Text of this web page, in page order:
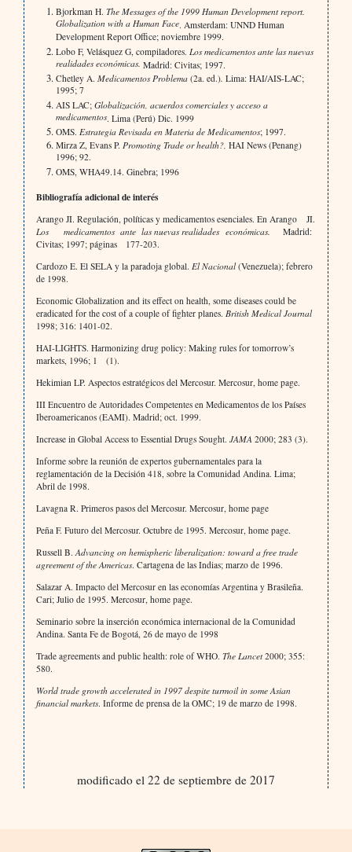
Bjorkman H.The Messages of the 1999 Human Development report.
Globalization with a Human Face. Amsterdam: UNND Human
Development Report Office; noviembre 1999.
Lobo F, Velásquez G, compiladores.Los medicamentos ante las nuevas
realidades económicas. Madrid: Civitas; 1997.
Chetley A.Medicamentos Problema(2a. ed.). Lima: HAI/AIS-LAC;
1995; 7
AIS LAC;Globalización, acuerdos comerciales y acceso a
medicamentos. Lima (Perú) Dic. 1999
OMS.Estrategia Revisada en Materia de Medicamentos; 1997.
Mirza Z, Evans P.Promoting Trade or health?, HAI News (Penang)
1996; 92.
OMS, WHA49.14. Ginebra; 1996
Bibliografía adicional de interés
Arango JI. Regulación, políticas y medicamentos esenciales. En Arango JI.
Los medicamentos ante las nuevas realidades económicas. Madrid:
Civitas; 1997; páginas 177-203.
Cardozo E. El SELA y la paradoja global. El Nacional(Venezuela); febrero
de 1998.
Economic Globalization and its effect on health, some diseases could be
eradicated for the cost of a couple of fighter planes. British Medical Journal
1998; 316: 1401-02.
HAI-LIGHTS. Harmonizing drug policy: Making rules for tomorrow’s
markets, 1996; 1 (1).
Hekimian LP. Aspectos estratégicos del Mercosur. Mercosur, home page.
III Encuentro de Autoridades Competentes en Medicamentos de los Países
Iberoamericanos (EAMI). Madrid; oct. 1999.
Increase in Global Access to Essential Drugs Sought. JAMA2000; 283 (3).
Informe sobre la reunión de expertos gubernamentales para la
reglamentación de la Decisión 418, sobre la Comunidad Andina. Lima;
Abril de 1998.
Lavagna R. Primeros pasos del Mercosur. Mercosur, home page
Peña F. Futuro del Mercosur. Octubre de 1995. Mercosur, home page.
Russell B.Advancing on hemispheric liberalization: toward a free trade
agreement of the Americas. Cartagena de las Indias; marzo de 1996.
Salazar A. Impacto del Mercosur en las economías Argentina y Brasileña.
Cari; Julio de 1995. Mercosur, home page.
Seminario sobre la inserción económica internacional de la Comunidad
Andina. Santa Fe de Bogotá, 26 de mayo de 1998
Trade agreements and public health: role of WHO. The Lancet2000; 355:
580.
World trade growth accelerated in 1997 despite turmoil in some Asian
financial markets. Informe de prensa de la OMC; 19 de marzo de 1998.
modificado el 22 de septiembre de 2017